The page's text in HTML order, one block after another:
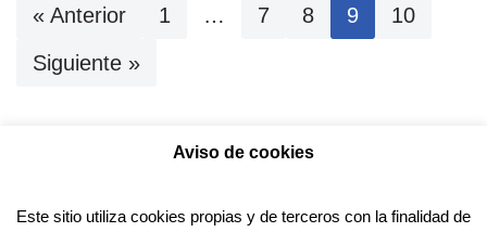
« Anterior 1 … 7 8 9
10
Siguiente »
Política de Cookies
Aviso de cookies
Este sitio utiliza cookies propias y de terceros con la finalidad de